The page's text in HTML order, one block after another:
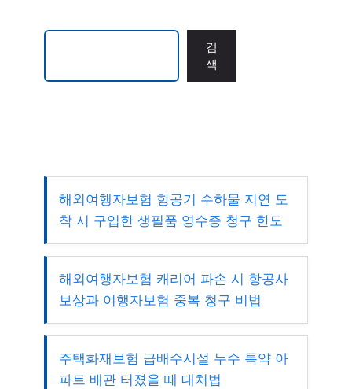
검
색
해외여행자보험 항공기 수하물 지연 도
착 시 구입한 생필품 영수증 청구 한도
해외여행자보험 캐리어 파손 시 항공사
보상과 여행자보험 중복 청구 비법
주택화재보험 급배수시설 누수 특약 아
파트 배관 터졌을 때 대처법